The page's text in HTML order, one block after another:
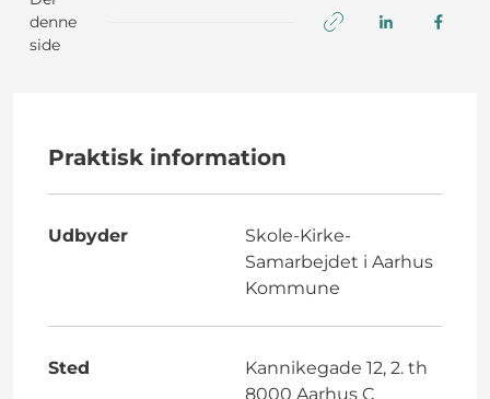
denne
side
Praktisk information
Udbyder
Skole-Kirke-
Samarbejdet i Aarhus
Kommune
Sted
Kannikegade 12, 2. th
8000 Aarhus C